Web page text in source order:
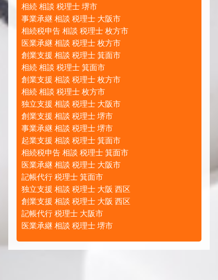
相続 相談 税理士 堺市
事業承継 相談 税理士 大阪市
相続税申告 相談 税理士 枚方市
医業承継 相談 税理士 枚方市
創業支援 相談 税理士 箕面市
相続 相談 税理士 箕面市
創業支援 相談 税理士 枚方市
相続 相談 税理士 枚方市
独立支援 相談 税理士 大阪市
創業支援 相談 税理士 堺市
事業承継 相談 税理士 堺市
起業支援 相談 税理士 箕面市
相続税申告 相談 税理士 箕面市
医業承継 相談 税理士 大阪市
記帳代行 税理士 箕面市
独立支援 相談 税理士 大阪 西区
創業支援 相談 税理士 大阪 西区
記帳代行 税理士 大阪市
医業承継 相談 税理士 堺市